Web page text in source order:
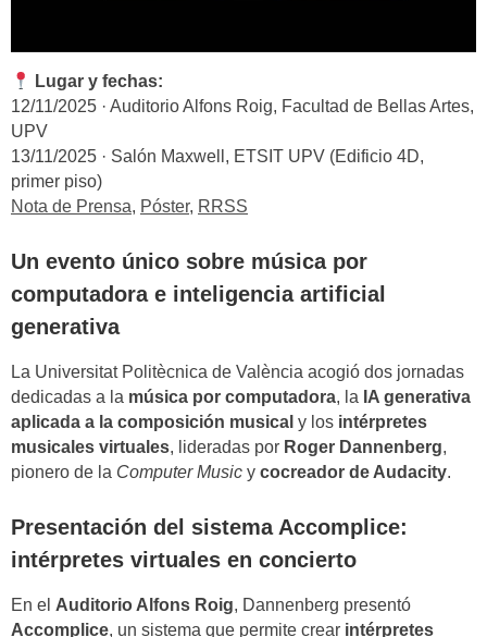
Lugar y fechas:
12/11/2025 · Auditorio Alfons Roig, Facultad de Bellas Artes,
UPV
13/11/2025 · Salón Maxwell, ETSIT UPV (Edificio 4D,
primer piso)
Nota de Prensa, Póster, RRSS
Un evento único sobre música por
computadora e inteligencia artificial
generativa
La Universitat Politècnica de València acogió dos jornadas
dedicadas a la música por computadora, la IA generativa
aplicada a la composición musical y los intérpretes
musicales virtuales, lideradas por Roger Dannenberg,
pionero de la Computer Music y cocreador de Audacity.
Presentación del sistema Accomplice:
intérpretes virtuales en concierto
En el Auditorio Alfons Roig, Dannenberg presentó
Accomplice, un sistema que permite crear intérpretes